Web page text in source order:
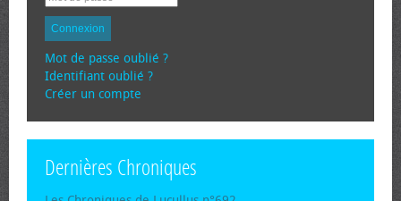
Connexion
Mot de passe oublié ?
Identifiant oublié ?
Créer un compte
Dernières Chroniques